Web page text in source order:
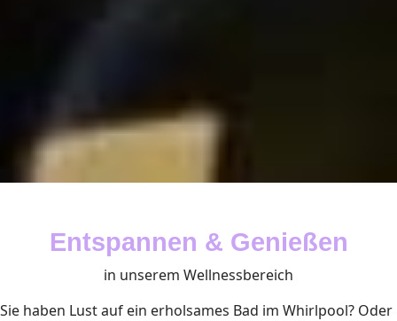
Entspannen & Genießen
in unserem Wellnessbereich
Sie haben Lust auf ein erholsames Bad im Whirlpool? Oder